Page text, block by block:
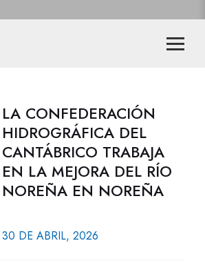
LA CONFEDERACIÓN
HIDROGRÁFICA DEL
CANTÁBRICO TRABAJA
EN LA MEJORA DEL RÍO
NOREÑA EN NOREÑA
30 DE ABRIL, 2026